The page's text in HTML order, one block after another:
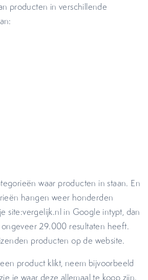
producten in verschillende
waar producten in staan. En
hangen weer honderden
site:vergelijk.nl in Google intypt, dan
29.000 resultaten heeft.
producten op de website.
product klikt, neem bijvoorbeeld
je waar deze allemaal te koop zijn.